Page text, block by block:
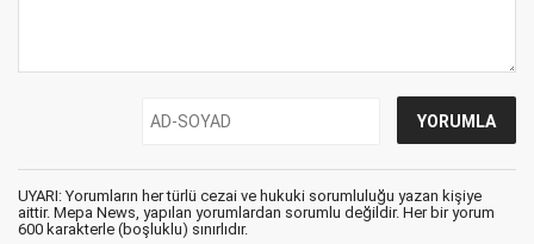
UYARI: Yorumların her türlü cezai ve hukuki sorumluluğu yazan kişiye
aittir. Mepa News, yapılan yorumlardan sorumlu değildir. Her bir yorum
600 karakterle (boşluklu) sınırlıdır.